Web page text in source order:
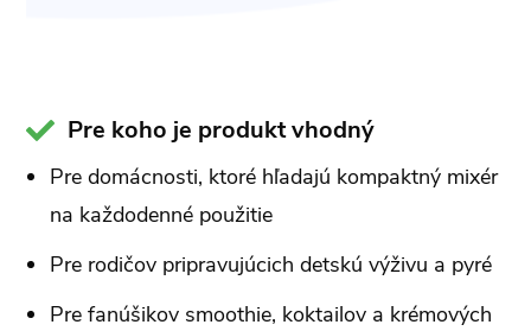
Pre koho je produkt vhodný
Pre domácnosti, ktoré hľadajú kompaktný mixér
na každodenné použitie
Pre rodičov pripravujúcich detskú výživu a pyré
Pre fanúšikov smoothie, koktailov a krémových